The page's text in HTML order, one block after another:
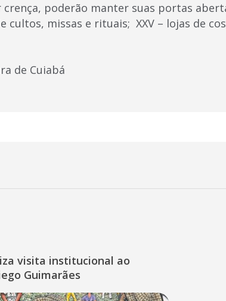
crença, poderão manter suas portas
cultos, missas e rituais; XXV – lojas de
de Cuiabá
visita institucional ao
Guimarães